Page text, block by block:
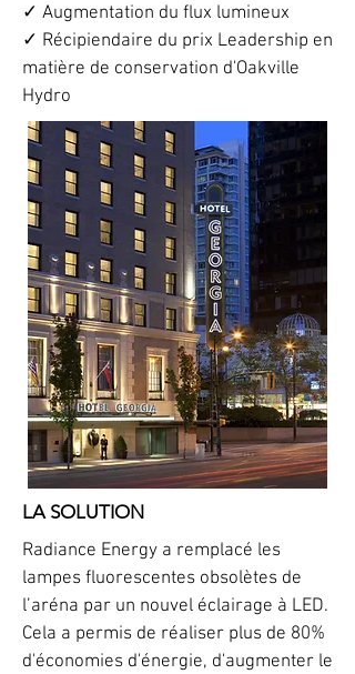
✓ Augmentation du flux lumineux
✓ Récipiendaire du prix Leadership en
matière de conservation d'Oakville
Hydro
LA SOLUTION
Radiance Energy a remplacé les
lampes fluorescentes obsolètes de
l’aréna par un nouvel éclairage à LED.
Cela a permis de réaliser plus de 80%
d'économies d'énergie, d'augmenter le